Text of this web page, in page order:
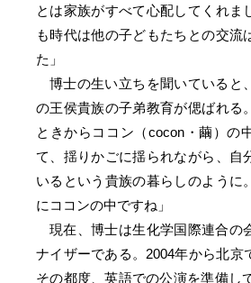
とは家族がすべて心配してくれま
も時代は他の子どもたちとの交流
た」
博士の生い立ちを聞いていると
の王侯貴族の子弟教育が偲ばれる
ときからココン（cocon・繭）の
て、揺りかごに揺られながら、自
いるという貴族の暮らしのように
にココンの中ですね」
現在、博士は生化学国際連合の
ナイザーである。2004年から北京
その都度、英語での公演を準備し